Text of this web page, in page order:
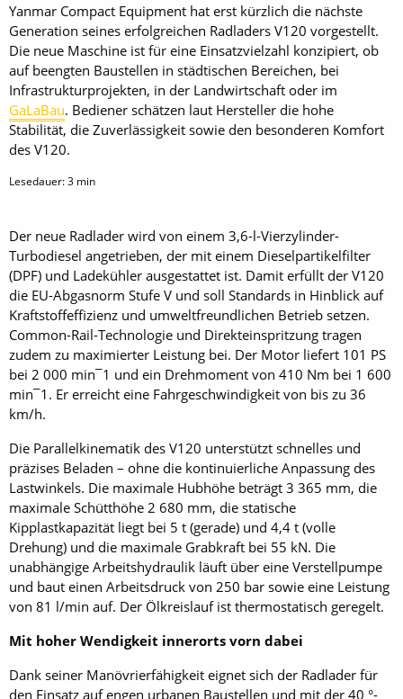
Yanmar Compact Equipment hat erst kürzlich die nächste
Generation seines erfolgreichen Radladers V120 vorgestellt.
Die neue Maschine ist für eine Einsatzvielzahl konzipiert, ob
auf beengten Baustellen in städtischen Bereichen, bei
Infrastrukturprojekten, in der Landwirtschaft oder im
GaLaBau. Bediener schätzen laut Hersteller die hohe
Stabilität, die Zuverlässigkeit sowie den besonderen Komfort
des V120.
Lesedauer:3 min
Der neue Radlader wird von einem 3,6-l-Vierzylinder-
Turbodiesel angetrieben, der mit einem Dieselpartikelfilter
(DPF) und Ladekühler ausgestattet ist. Damit erfüllt der V120
die EU-Abgasnorm Stufe V und soll Standards in Hinblick auf
Kraftstoffeffizienz und umweltfreundlichen Betrieb setzen.
Common-Rail-Technologie und Direkteinspritzung tragen
zudem zu maximierter Leistung bei. Der Motor liefert 101 PS
bei 2 000 min¯1 und ein Drehmoment von 410 Nm bei 1 600
min¯1. Er erreicht eine Fahrgeschwindigkeit von bis zu 36
km/h.
Die Parallelkinematik des V120 unterstützt schnelles und
präzises Beladen – ohne die kontinuierliche Anpassung des
Lastwinkels. Die maximale Hubhöhe beträgt 3 365 mm, die
maximale Schütthöhe 2 680 mm, die statische
Kipplastkapazität liegt bei 5 t (gerade) und 4,4 t (volle
Drehung) und die maximale Grabkraft bei 55 kN. Die
unabhängige Arbeitshydraulik läuft über eine Verstellpumpe
und baut einen Arbeitsdruck von 250 bar sowie eine Leistung
von 81 l/min auf. Der Ölkreislauf ist thermostatisch geregelt.
Mit hoher Wendigkeit innerorts vorn dabei
Dank seiner Manövrierfähigkeit eignet sich der Radlader für
den Einsatz auf engen urbanen Baustellen und mit der 40 °-